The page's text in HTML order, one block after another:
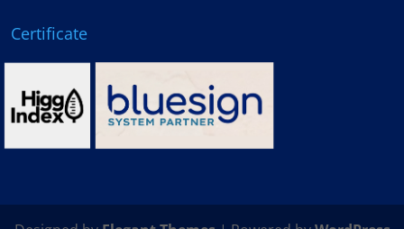
Certificate